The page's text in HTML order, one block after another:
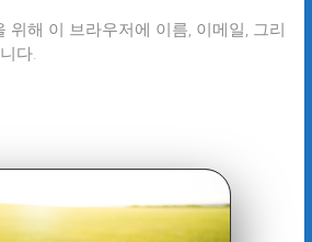
위해 이 브라우저에 이름, 이메일, 그리
다.